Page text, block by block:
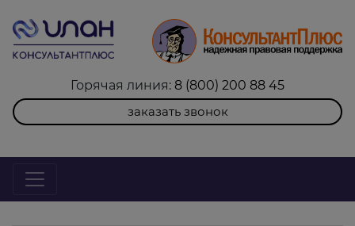
Горячая линия: 8 (800) 200 88 45
заказать звонок